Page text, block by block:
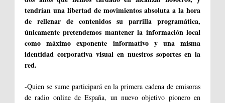
tendrían una libertad de movimientos absoluta a la hora
de rellenar de contenidos su parrilla programática,
únicamente pretendemos mantener la información local
como máximo exponente informativo y una misma
identidad corporativa visual en nuestros soportes en la
red.
-Quien se sume participará en la primera cadena de emisoras
de radio online de España, un nuevo objetivo pionero en